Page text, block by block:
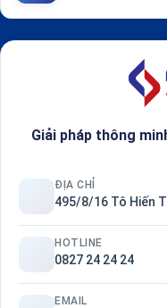
Giải pháp thông
ĐỊA CHỈ
495/8/16 Tô Hiến
HOTLINE
0827 24 24 24
EMAIL